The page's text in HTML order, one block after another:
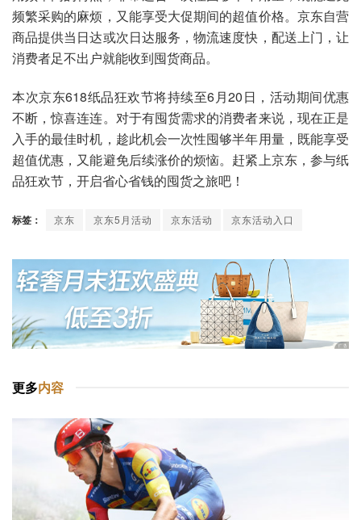
频繁采购的麻烦，又能享受大促期间的超值价格。京东自营
商品提供当日达或次日达服务，物流速度快，配送上门，让
消费者足不出户就能收到囤货商品。
本次京东618纸品狂欢节将持续至6月20日，活动期间优惠
不断，惊喜连连。对于有囤货需求的消费者来说，现在正是
入手的最佳时机，趁此机会一次性囤够半年用量，既能享受
超值优惠，又能避免后续涨价的烦恼。赶紧上京东，参与纸
品狂欢节，开启省心省钱的囤货之旅吧！
标签： 京东 京东5月活动 京东活动 京东活动入口
更多内容